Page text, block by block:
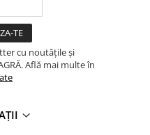
cu noutățile și
Află mai multe în